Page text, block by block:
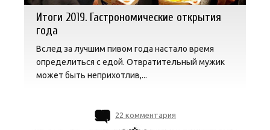
Итоги 2019. Гастрономические открытия
года
Вслед за лучшим пивом года настало время
определиться с едой. Отвратительный мужик
может быть неприхотлив,...
22 комментария